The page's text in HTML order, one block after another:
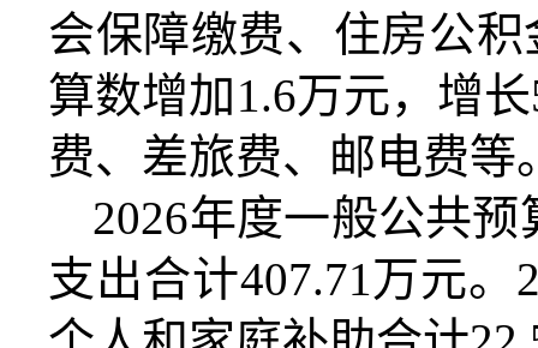
会保障缴费、住房公
算数增加1.6万元，增长
费、差旅费、邮电费等
2026年度一般公共
支出合计407.71万元。